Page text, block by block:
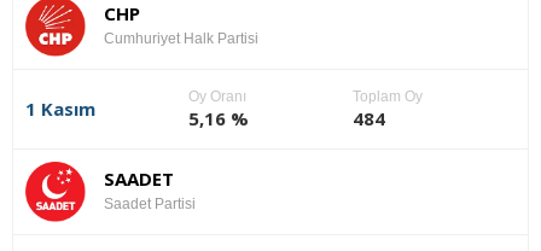
CHP
Cumhuriyet Halk Partisi
1 Kasım
Oy Oranı
5,16 %
Toplam Oy
484
SAADET
Saadet Partisi